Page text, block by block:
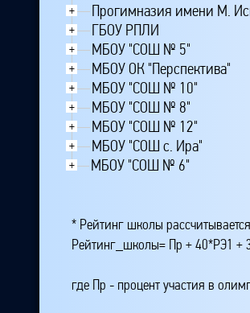
+ Прогимназия имени М.
+ ГБОУ РПЛИ
+ МБОУ "СОШ № 5"
+ МБОУ ОК "Перспектива"
+ МБОУ "СОШ № 10"
+ МБОУ "СОШ № 8"
+ МБОУ "СОШ № 12"
+ МБОУ "СОШ с. Ира"
+ МБОУ "СОШ № 6"
* Рейтинг школы
Рейтинг_школы= Пр + 40*РЭ1
где Пр - процент участия в